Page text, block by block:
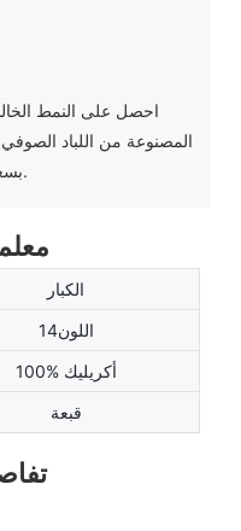
احصل على النمط الخالد
المصنوعة من اللباد
بسعر في متناول الجميع. مثالي لأي مناسبة.
الكبار
اللون14
100% أكريليك
قبعة